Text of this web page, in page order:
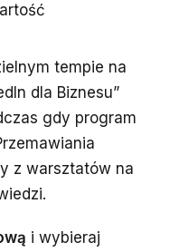
tempie na
dla Biznesu”
gdy program
z warsztatów na
i wybieraj